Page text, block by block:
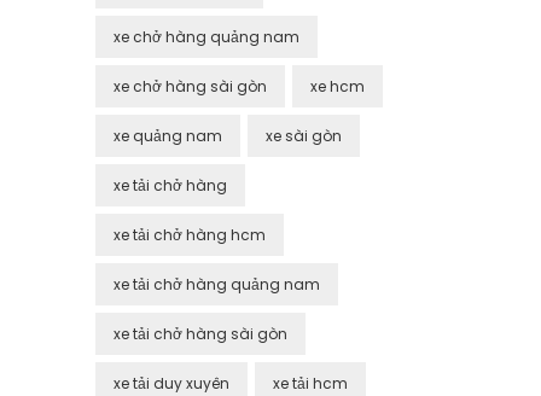
xe chở hàng quảng nam
xe chở hàng sài gòn xe hcm
xe quảng nam xe sài gòn
xe tải chở hàng
xe tải chở hàng hcm
xe tải chở hàng quảng nam
xe tải chở hàng sài gòn
xe tải duy xuyên xe tải hcm